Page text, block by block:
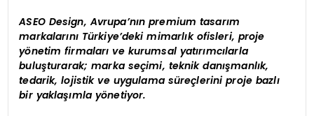
ASEO Design, Avrupa’nın premium tasarım
markalarını Türkiye’deki mimarlık ofisleri, proje
yönetim firmaları ve kurumsal yatırımcılarla
buluşturarak; marka seçimi, teknik danışmanlık,
tedarik, lojistik ve uygulama süreçlerini proje bazlı
bir yaklaşımla yönetiyor.